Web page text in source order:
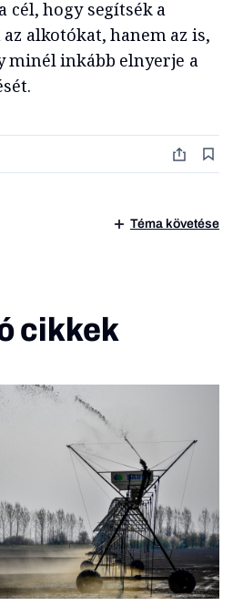
cél, hogy segítsék a
alkotókat, hanem az is,
minél inkább elnyerje a
Téma követése
cikkek